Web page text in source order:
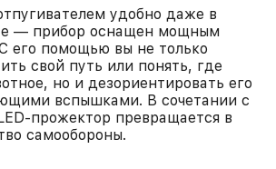
удобно даже в
— прибор оснащен мощным
его помощью вы не только
свой путь или понять, где
но и дезориентировать его
вспышками. В сочетании с
прожектор превращается в
самообороны.